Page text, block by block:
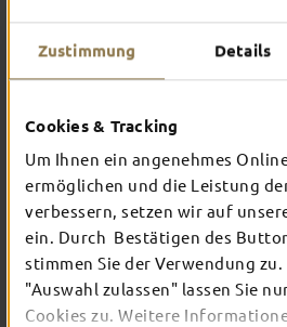
Zustimmung Details
Cookies & Tracking
Um Ihnen ein angenehmes
ermöglichen und die Leistung
verbessern, setzen wir auf
ein. Durch Bestätigen des
stimmen Sie der Verwendung
"Auswahl zulassen" lassen Sie
Cookies zu. Weitere
Das erlebst du nur in Fulda
TOP-
In Fulda ist irgendwo immer
Konzert, Musical, Erlebnis-
Theater – entdecke hier
und Highlights in und um Fulda.